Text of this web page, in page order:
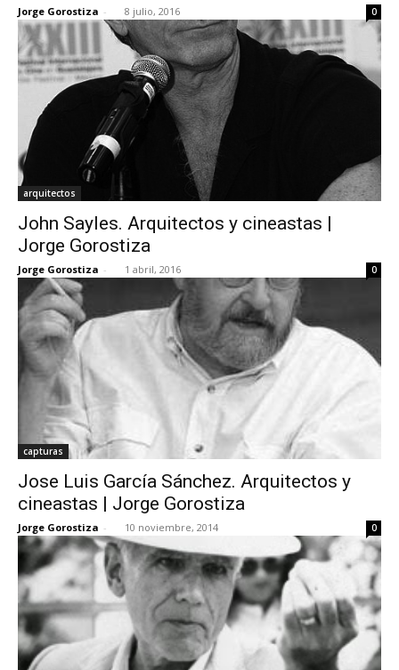
Jorge Gorostiza - 8 julio, 2016 0
arquitectos
John Sayles. Arquitectos y cineastas |
Jorge Gorostiza
Jorge Gorostiza - 1 abril, 2016 0
capturas
Jose Luis García Sánchez. Arquitectos y
cineastas | Jorge Gorostiza
Jorge Gorostiza - 10 noviembre, 2014 0